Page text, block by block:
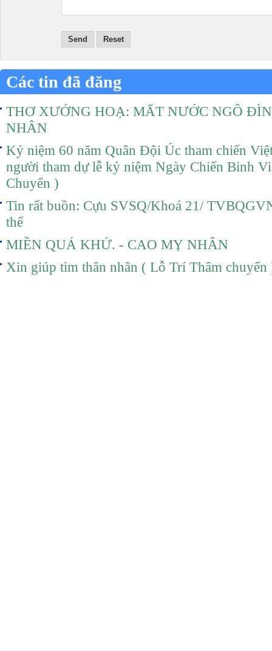
Send Reset
Các tin đã đăng
THƠ XƯỚNG HOẠ: MẤT NƯỚC NGÔ
NHÂN
Kỷ niệm 60 năm Quân Đội Úc tham chiến
người tham dự lễ kỷ niệm Ngày Chiến Binh
Chuyển )
Tin rất buồn: Cựu SVSQ/Khoá 21/
thế
MIỀN QUÁ KHỨ. - CAO MỴ NHÂN
Xin giúp tìm thân nhân ( Lỗ Trí Thâm chuyển